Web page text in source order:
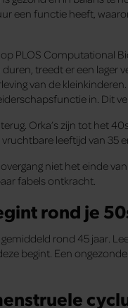
een functie heeft,
PLOS Computational
treedt er een
van de
in. Dit
Orka’s zijn tot het
leeftijd van 35
niet het einde
fabels ontkracht.
rond je
rond 45 jaar.
begint. Een